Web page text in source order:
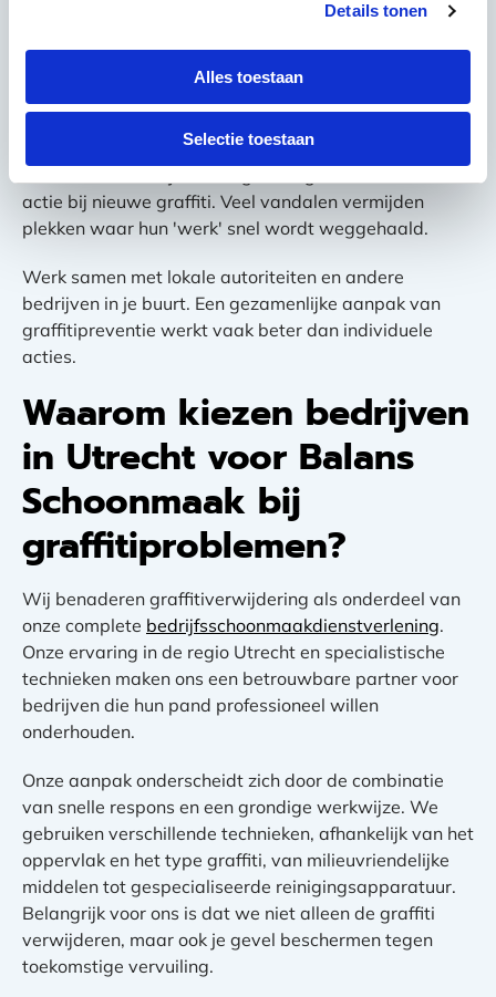
Details tonen
Alles toestaan
Selectie toestaan
en markers minder goed hechten aan de ondergrond.
Bij toekomstige graffiti kun je deze dan eenvoudiger
verwijderen zonder de onderliggende muur te
beschadigen.
Overweeg een onderhoudscontract met een
actie bij nieuwe graffiti. Veel vandalen vermijden
plekken waar hun 'werk' snel wordt weggehaald.
Werk samen met lokale autoriteiten en andere
bedrijven in je buurt. Een gezamenlijke aanpak van
graffitipreventie werkt vaak beter dan individuele
acties.
Waarom kiezen bedrijven
in Utrecht voor Balans
Schoonmaak bij
graffitiproblemen?
Wij benaderen graffitiverwijdering als onderdeel van
onze complete bedrijfsschoonmaakdienstverlening.
Onze ervaring in de regio Utrecht en specialistische
technieken maken ons een betrouwbare partner voor
bedrijven die hun pand professioneel willen
onderhouden.
Onze aanpak onderscheidt zich door de combinatie
van snelle respons en een grondige werkwijze. We
gebruiken verschillende technieken, afhankelijk van het
oppervlak en het type graffiti, van milieuvriendelijke
middelen tot gespecialiseerde reinigingsapparatuur.
Belangrijk voor ons is dat we niet alleen de graffiti
verwijderen, maar ook je gevel beschermen tegen
toekomstige vervuiling.